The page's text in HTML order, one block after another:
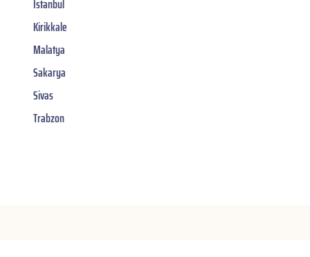
Istanbul
Kirikkale
Malatya
Sakarya
Sivas
Trabzon